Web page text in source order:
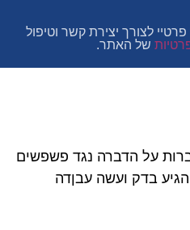
יצירת קשר וטיפול
האתר.
נגד פשפשים
ועשה עבןדה